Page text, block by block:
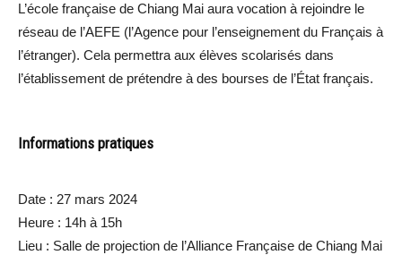
L’école française de Chiang Mai aura vocation à rejoindre le
réseau de l’AEFE (l’Agence pour l’enseignement du Français à
l’étranger). Cela permettra aux élèves scolarisés dans
l’établissement de prétendre à des bourses de l’État français.
Informations pratiques
Date : 27 mars 2024
Heure : 14h à 15h
Lieu : Salle de projection de l’Alliance Française de Chiang Mai